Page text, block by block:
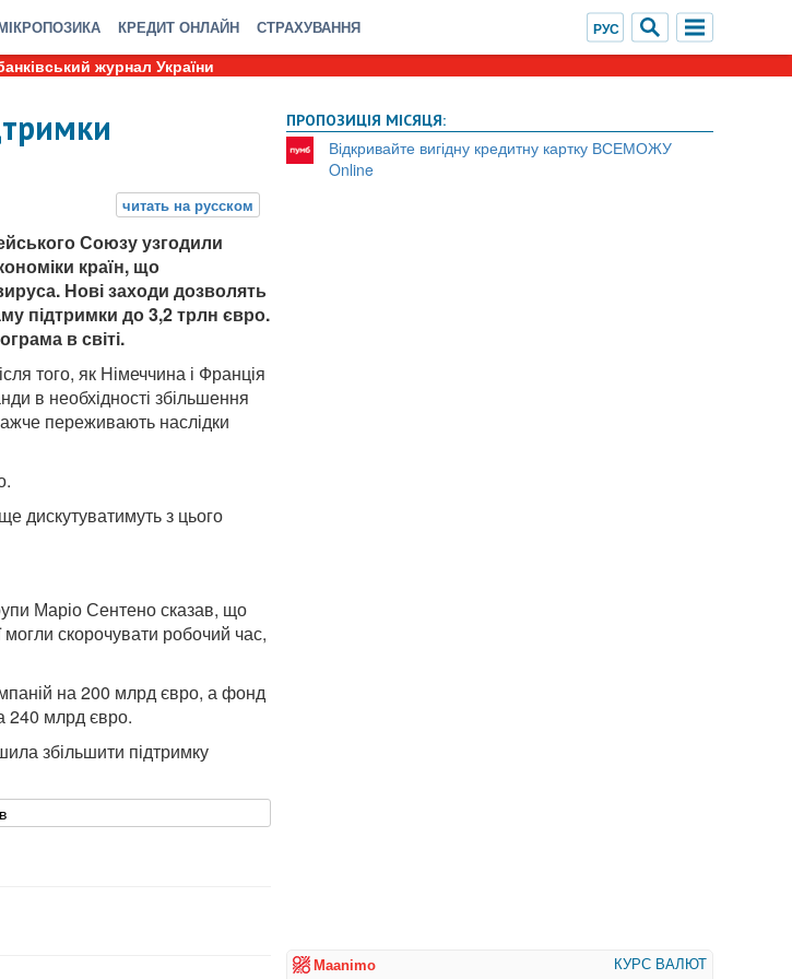
КРЕДИТ ОНЛАЙН СТРАХУВАННЯ
журнал України
Союзу узгодили
країн, що
Нові заходи дозволять
підтримки до 3,2 трлн євро.
в світі.
того, як Німеччина і Франція
в необхідності збільшення
переживають наслідки
дискутуватимуть з цього
Маріо Сентено сказав, що
скорочувати робочий час,
на 200 млрд євро, а фонд
240 млрд євро.
збільшити підтримку
ПРОПОЗИЦІЯ МІСЯЦЯ:
Відкривайте вигідну кредитну картку ВСЕМОЖУ
Online